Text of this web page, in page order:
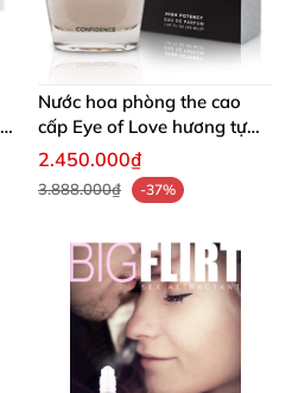
Nước hoa phòng the cao
cấp Eye of Love hương tự
nhiên hưng phấn
2.450.000₫
3.888.000₫ -37%